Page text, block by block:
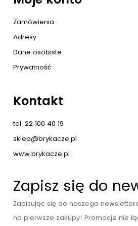
Zamówienia
Adresy
Dane osobiste
Prywatność
Kontakt
tel. 22 100 40 19
sklep@brykacze.pl
www.brykacze.pl
Zapisz się do
Zapisując się do naszego
na pierwsze zakupy! Promocje nie